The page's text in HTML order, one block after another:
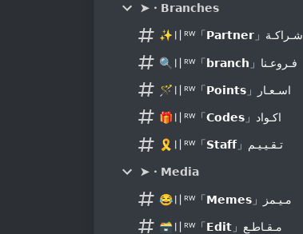
➤・𝗕𝗿𝗮𝗻𝗰𝗵𝗲𝘀
✨〢ᴿᵂ「𝗣𝗮𝗿𝘁𝗻𝗲𝗿」شـراكـة
🔍〢ᴿᵂ「𝗯𝗿𝗮𝗻𝗰𝗵」فـروعـنا
🪄〢ᴿᵂ「𝗣𝗼𝗶𝗻𝘁𝘀」اسـعـار
🎁〢ᴿᵂ「𝗖𝗼𝗱𝗲𝘀」اكـواد
🎗〢ᴿᵂ「𝗦𝘁𝗮𝗳𝗳」تـقـيـيـم
➤・𝗠𝗲𝗱𝗶𝗮
😂〢ᴿᵂ「𝗠𝗲𝗺𝗲𝘀」مـيـمز
🗃〢ᴿᵂ「𝗘𝗱𝗶𝘁」مـقـاطـع